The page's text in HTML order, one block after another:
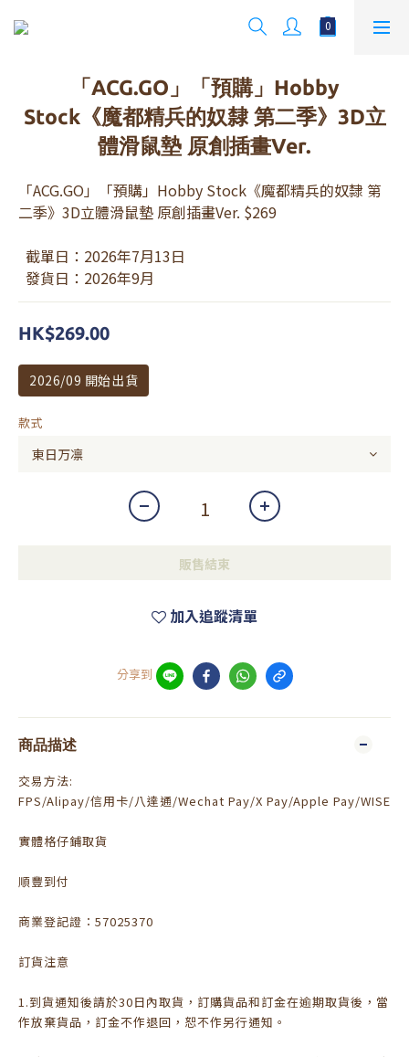
「ACG.GO」「預購」Hobby
Stock《魔都精兵的奴隸 第二季》3D立
體滑鼠墊 原創插畫Ver.
「ACG.GO」「預購」Hobby Stock《魔都精兵的奴隸 第
二季》3D立體滑鼠墊 原創插畫Ver. $269
  截單日：2026年7月13日
  發貨日：2026年9月
HK$269.00
2026/09 開始出貨
款式
販售結束
加入追蹤清單
分享到
商品描述
交易方法:
FPS/Alipay/信用卡/八達通/Wechat Pay/X Pay/Apple Pay/WISE
實體格仔鋪取貨
順豐到付
商業登記證：57025370
訂貨注意
1.到貨通知後請於30日內取貨，訂購貨品和訂金在逾期取貨後，當
作放棄貨品，訂金不作退回，恕不作另行通知。